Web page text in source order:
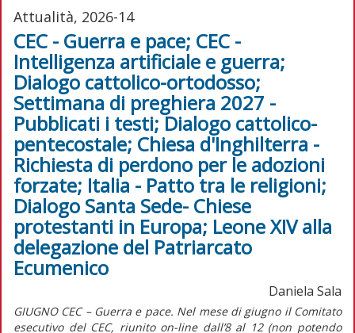
Attualità, 2026-14
CEC - Guerra e pace; CEC -
Intelligenza artificiale e guerra;
Dialogo cattolico-ortodosso;
Settimana di preghiera 2027 -
Pubblicati i testi; Dialogo cattolico-
pentecostale; Chiesa d'Inghilterra -
Richiesta di perdono per le adozioni
forzate; Italia - Patto tra le religioni;
Dialogo Santa Sede- Chiese
protestanti in Europa; Leone XIV alla
delegazione del Patriarcato
Ecumenico
Daniela Sala
GIUGNO CEC – Guerra e pace. Nel mese di giugno il Comitato
esecutivo del CEC, riunito on-line dall’8 al 12 (non potendo